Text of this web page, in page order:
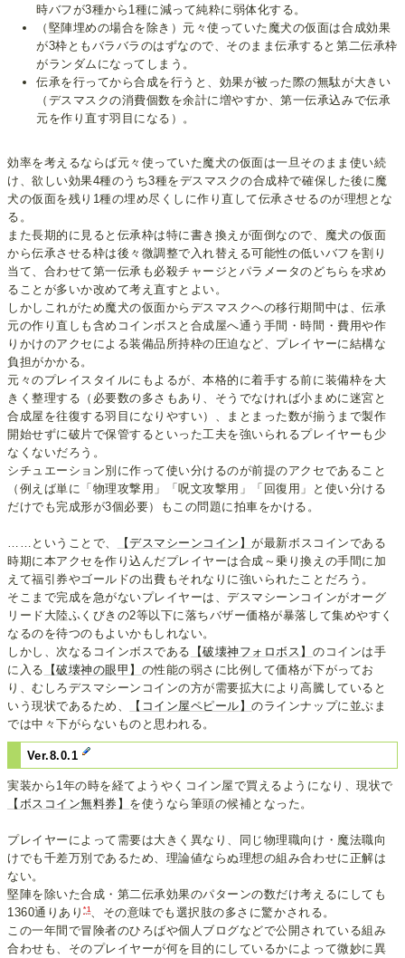
時バフが3種から1種に減って純粋に弱体化する。
（堅陣埋めの場合を除き）元々使っていた魔犬の仮面は合成効果
が3枠ともバラバラのはずなので、そのまま伝承すると第二伝承枠
がランダムになってしまう。
伝承を行ってから合成を行うと、効果が被った際の無駄が大きい
（デスマスクの消費個数を余計に増やすか、第一伝承込みで伝承
元を作り直す羽目になる）。
効率を考えるならば元々使っていた魔犬の仮面は一旦そのまま使い続
け、欲しい効果4種のうち3種をデスマスクの合成枠で確保した後に魔
犬の仮面を残り1種の埋め尽くしに作り直して伝承させるのが理想とな
る。
また長期的に見ると伝承枠は特に書き換えが面倒なので、魔犬の仮面
から伝承させる枠は後々微調整で入れ替える可能性の低いバフを割り
当て、合わせて第一伝承も必殺チャージとパラメータのどちらを求め
ることが多いか改めて考え直すとよい。
しかしこれがため魔犬の仮面からデスマスクへの移行期間中は、伝承
元の作り直しも含めコインボスと合成屋へ通う手間・時間・費用や作
りかけのアクセによる装備品所持枠の圧迫など、プレイヤーに結構な
負担がかかる。
元々のプレイスタイルにもよるが、本格的に着手する前に装備枠を大
きく整理する（必要数の多さもあり、そうでなければ小まめに迷宮と
合成屋を往復する羽目になりやすい）、まとまった数が揃うまで製作
開始せずに破片で保管するといった工夫を強いられるプレイヤーも少
なくないだろう。
シチュエーション別に作って使い分けるのが前提のアクセであること
（例えば単に「物理攻撃用」「呪文攻撃用」「回復用」と使い分ける
だけでも完成形が3個必要）もこの問題に拍車をかける。
……ということで、 【デスマシーンコイン】が最新ボスコインである
時期に本アクセを作り込んだプレイヤーは合成～乗り換えの手間に加
えて福引券やゴールドの出費もそれなりに強いられたことだろう。
そこまで完成を急がないプレイヤーは、デスマシーンコインがオーグ
リード大陸ふくびきの2等以下に落ちバザー価格が暴落して集めやすく
なるのを待つのもよいかもしれない。
しかし、次なるコインボスである
【破壊神フォロボス】のコインは手
に入る
【破壊神の眼甲】 の性能の弱さに比例して価格が下がってお
り、むしろデスマシーンコインの方が需要拡大により高騰していると
いう現状であるため、
【コイン屋ペピール】のラインナップに並ぶま
では中々下がらないものと思われる。
Ver.8.0.1
実装から1年の時を経てようやくコイン屋で買えるようになり、現状で
【ボスコイン無料券】 を使うなら筆頭の候補となった。
プレイヤーによって需要は大きく異なり、同じ物理職向け・魔法職向
けでも千差万別であるため、理論値ならぬ理想の組み合わせに正解は
ない。
堅陣を除いた合成・第二伝承効果のパターンの数だけ考えるにしても
1360通りあり*1、その意味でも選択肢の多さに驚かされる。
この一年間で冒険者のひろばや個人ブログなどで公開されている組み
合わせも、そのプレイヤーが何を目的にしているかによって微妙に異